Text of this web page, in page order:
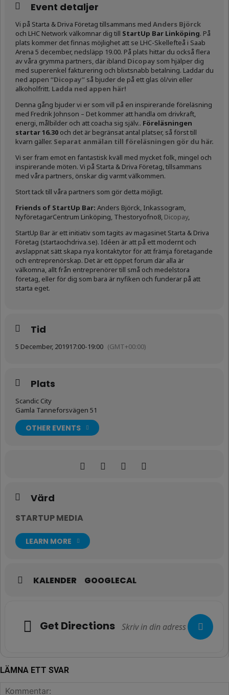
Event detaljer
Vi på Starta & Driva Företag tillsammans med Anders Björck
och LHC Networkvälkomnar dig till StartUp Bar Linköping. På
plats kommer det finnas möjlighet att se LHC-Skellefteå i Saab
Arena 5 december, nedsläpp 19.00. På plats hittar du också flera
av våra grymma partners, där ibland Dicopay som hjälper dig
med superenkel fakturering och blixtsnabb betalning. Laddar du
ned appen “Dicopay” så bjuder de på ett glas öl/vin eller
alkoholfritt. Ladda ned appen här!
Denna gång bjuder vi er som vill på en inspirerande föreläsning
med Fredrik Johnson – Det kommer att handla om drivkraft,
energi, målbilder och att coacha sig själv.. Föreläsningen
startar 16.30 och det är begränsat antal platser, så först till
kvarn gäller. Separat anmälan till föreläsningen gör du här.
Vi ser fram emot en fantastisk kväll med mycket folk, mingel och
inspirerande möten. Vi på Starta & Driva Företag, tillsammans
med våra partners, önskar dig varmt välkommen.
Stort tack till våra partners som gör detta möjligt.
Friends of StartUp Bar: Anders Björck, Inkassogram,
NyföretagarCentrum Linköping, Thestoryofno8, Dicopay,
StartUp Bar är ett initiativ som tagits av magasinet Starta & Driva
Företag (startaochdriva.se). Idéen är att på ett modernt och
avslappnat sätt skapa nya kontaktytor för att främja företagande
och entreprenörskap. Det är ett öppet forum där alla är
välkomna, allt från entreprenörer till små och medelstora
företag, eller för dig som bara är nyfiken och funderar på att
starta eget.
Tid
5 December, 201917:00-19:00 (GMT+00:00)
Plats
Scandic City
Gamla Tanneforsvägen 51
OTHER EVENTS
Värd
STARTUP MEDIA
LEARN MORE
KALENDER GOOGLECAL
Get Directions
LÄMNA ETT SVAR